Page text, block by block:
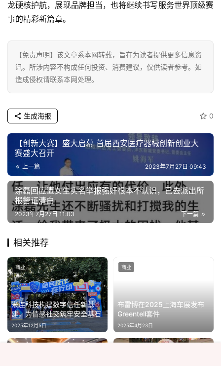
龙硬核护航，展现品牌担当，也将继续书写服务世界顶级赛
事的精彩新篇章。
【免责声明】该文章系本网转载，旨在为读者提供更多信息资
讯。所涉内容不构成任何投资、消费建议，仅供读者参考。如
造成侵权请联系本网处理。
0
生成海报
【创新大赛】盛大启幕 首届西安医疗器械创新创业大
赛盛大召开
上一篇 2023年7月27日 09:43
涂磊回应遭女生实名举报强奸根本不认识，已去派出所
报警证清白
下一篇
2023年7月27日 11:03
相关推荐
米连科技构建数字信任新基
建，为情感社交筑牢安全基石
2025年12月5日
商业
布雷博在2025上海车展发布
Greentell套件
2025年4月23日
商业